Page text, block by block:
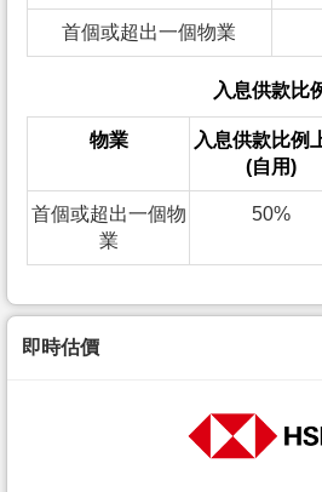
首個或超出一個物業
入息供款比
物業
入息供款比例
(自用)
首個或超出一個物
業
50%
即時估價